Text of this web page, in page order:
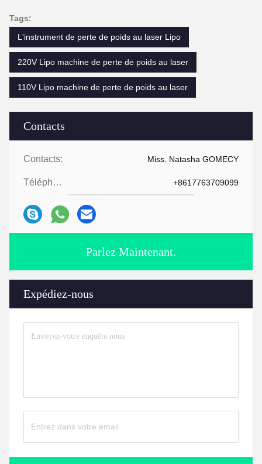
Contacts
Contacts: Miss. Natasha GOMECY
Téléphone: +8617763709099
Parlez Maintenant.
Expédiez-nous
Tags:
L'instrument de perte de poids au laser Lipo
220V Lipo machine de perte de poids au laser
110V Lipo machine de perte de poids au laser